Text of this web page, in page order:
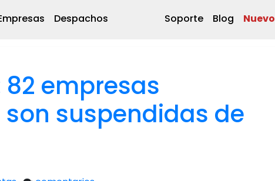
Despachos Soporte Blog Nuevo
82 empresas
suspendidas de